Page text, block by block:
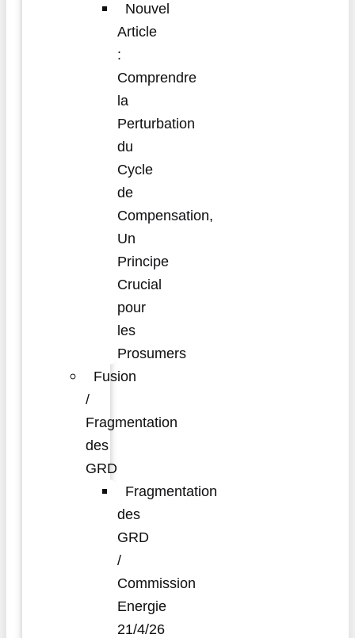
Nouvel
Article
:
Comprendre
la
Perturbation
du
Cycle
de
Compensation,
Un
Principe
Crucial
pour
les
Prosumers
Fusion
/
Fragmentation
des
GRD
Fragmentation
des
GRD
/
Commission
Energie
21/4/26